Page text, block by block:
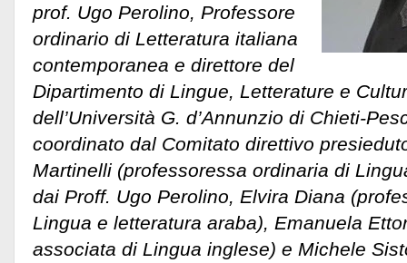
prof. Ugo Perolino, Professore
ordinario di Letteratura italiana
contemporanea e direttore del
Dipartimento di Lingue, Letterature e
dell’Università G. d’Annunzio di Chieti-
coordinato dal Comitato direttivo
Martinelli (professoressa ordinaria di
dai Proff. Ugo Perolino, Elvira Diana
Lingua e letteratura araba), Emanuela
associata di Lingua inglese) e Michele